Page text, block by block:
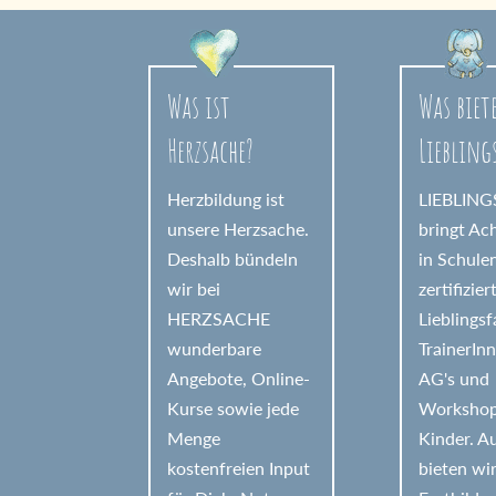
r
Was ist
Herzsache?
Herzbildung ist
unsere Herzsache.
Deshalb bündeln
wir bei
HERZSACHE
wunderbare
Angebote, Online-
Kurse sowie jede
Menge
kostenfreien Input
Was
bringt
in
AG's und
Kinder.
bieten wir